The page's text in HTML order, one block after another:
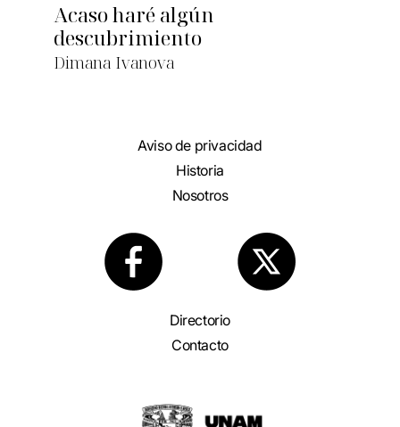
Acaso haré algún
descubrimiento
Dimana Ivanova
Aviso de privacidad
Historia
Nosotros
Directorio
Contacto